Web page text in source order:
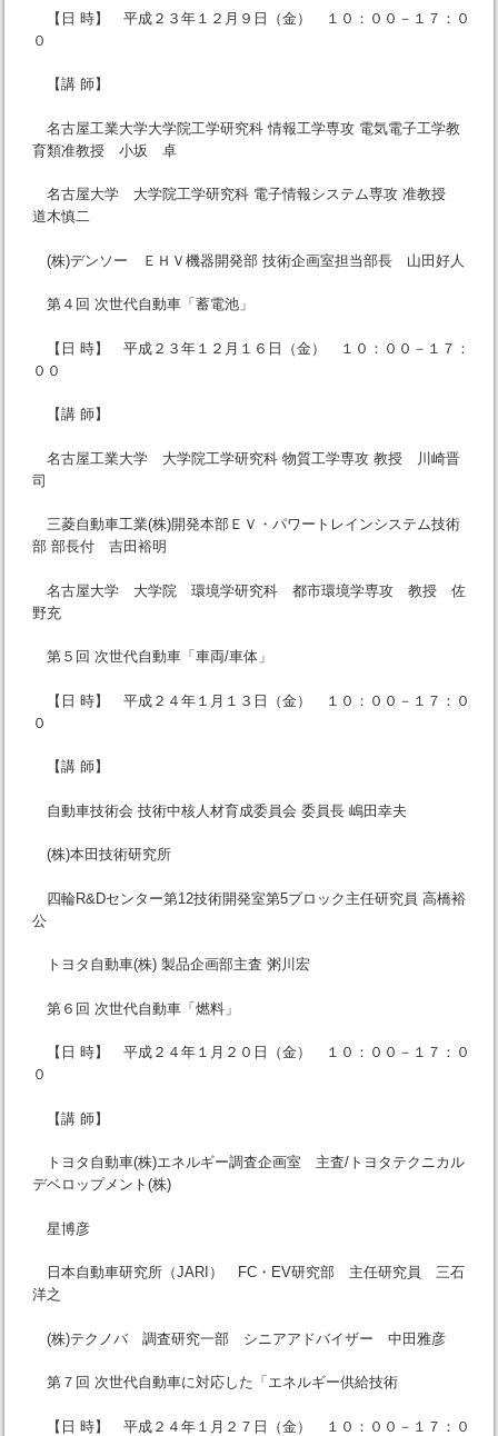
【日 時】 平成２３年１２月９日（金） １０：００－１７：０
０
【講 師】
名古屋工業大学大学院工学研究科 情報工学専攻 電気電子工学教
育類准教授 小坂 卓
名古屋大学 大学院工学研究科 電子情報システム専攻 准教授
道木慎二
(株)デンソー ＥＨＶ機器開発部 技術企画室担当部長 山田好人
第４回 次世代自動車「蓄電池」
【日 時】 平成２３年１２月１６日（金） １０：００－１７：
００
【講 師】
名古屋工業大学 大学院工学研究科 物質工学専攻 教授 川崎晋
司
三菱自動車工業(株)開発本部ＥＶ・パワートレインシステム技術
部 部長付 吉田裕明
名古屋大学 大学院 環境学研究科 都市環境学専攻 教授 佐
野充
第５回 次世代自動車「車両/車体」
【日 時】 平成２４年１月１３日（金） １０：００－１７：０
０
【講 師】
自動車技術会 技術中核人材育成委員会 委員長 嶋田幸夫
(株)本田技術研究所
四輪R&Dセンター第12技術開発室第5ブロック主任研究員 高橋裕
公
トヨタ自動車(株) 製品企画部主査 粥川宏
第６回 次世代自動車「燃料」
【日 時】 平成２４年１月２０日（金） １０：００－１７：０
０
【講 師】
トヨタ自動車(株)エネルギー調査企画室 主査/トヨタテクニカル
デベロップメント(株)
星博彦
日本自動車研究所（JARI） FC・EV研究部 主任研究員 三石
洋之
(株)テクノバ 調査研究一部 シニアアドバイザー 中田雅彦
第７回 次世代自動車に対応した「エネルギー供給技術
【日 時】 平成２４年１月２７日（金） １０：００－１７：０